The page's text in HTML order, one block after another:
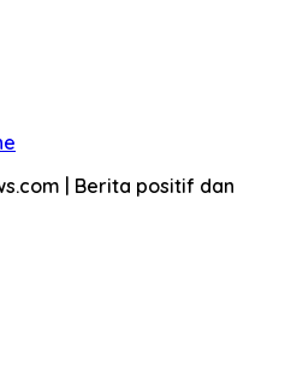
| Berita positif dan